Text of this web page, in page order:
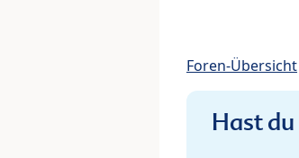
Foren-Übersicht
Hast